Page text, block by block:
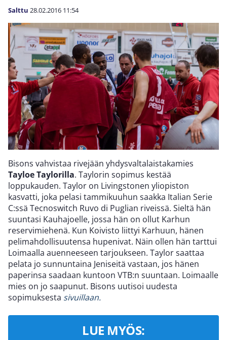
Salttu 28.02.2016 11:54
Bisons vahvistaa rivejään yhdysvaltalaistakamies
Tayloe Taylorilla. Taylorin sopimus kestää
loppukauden. Taylor on Livingstonen yliopiston
kasvatti, joka pelasi tammikuuhun saakka Italian Serie
C:ssä Tecnoswitch Ruvo di Puglian riveissä. Sieltä hän
suuntasi Kauhajoelle, jossa hän on ollut Karhun
reservimiehenä. Kun Koivisto liittyi Karhuun, hänen
pelimahdollisuutensa hupenivat. Näin ollen hän tarttui
Loimaalla auenneeseen tarjoukseen. Taylor saattaa
pelata jo sunnuntaina Jeniseitä vastaan, jos hänen
paperinsa saadaan kuntoon VTB:n suuntaan. Loimaalle
mies on jo saapunut. Bisons uutisoi uudesta
sopimuksesta sivuillaan.
LUE MYÖS: